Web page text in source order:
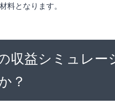
料となります。
収益シミュレー
？